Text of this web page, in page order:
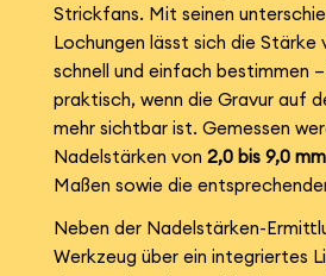
Strickfans. Mit seinen
Lochungen lässt sich die Stärke
schnell und einfach bestimmen
praktisch, wenn die Gravur auf
mehr sichtbar ist. Gemessen
Nadelstärken von 2,0 bis 9,0 mm
Maßen sowie die
Neben der Nadelstärken-
Werkzeug über ein integriertes